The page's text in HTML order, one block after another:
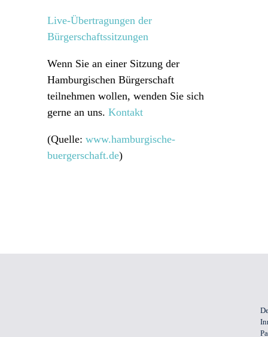
Live-Übertragungen der
Bürgerschaftssitzungen
Wenn Sie an einer Sitzung der
Hamburgischen Bürgerschaft
teilnehmen wollen, wenden Sie sich
gerne an uns. Kontakt
(Quelle: www.hamburgische-
buergerschaft.de)